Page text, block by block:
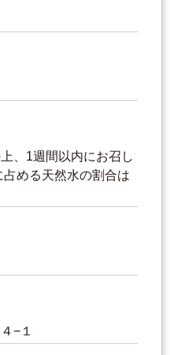
、1週間以内にお召し
占める天然水の割合は
−１